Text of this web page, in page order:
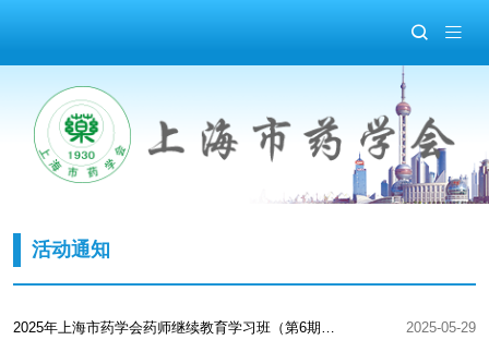
活动通知
2025年上海市药学会药师继续教育学习班（第6期）通知 2025-05-29